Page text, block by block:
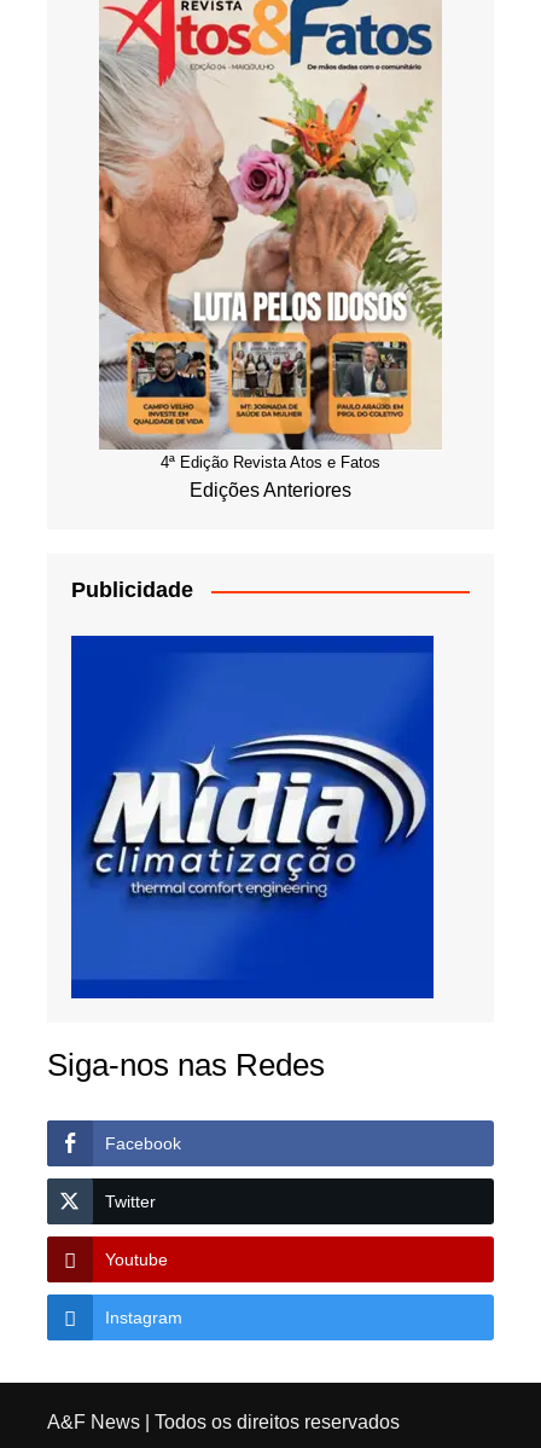
4ª Edição Revista Atos e Fatos
Edições Anteriores
Publicidade
Siga-nos nas Redes
Facebook
Twitter
Youtube
Instagram
A&F News| Todos os direitos reservados